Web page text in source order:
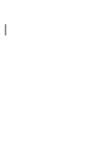
|